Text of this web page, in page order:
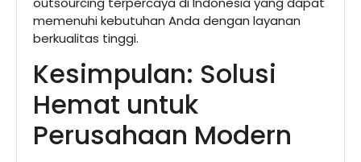
memenuhi kebutuhan Anda dengan layanan
berkualitas tinggi.
Kesimpulan: Solusi
Hemat untuk
Perusahaan Modern